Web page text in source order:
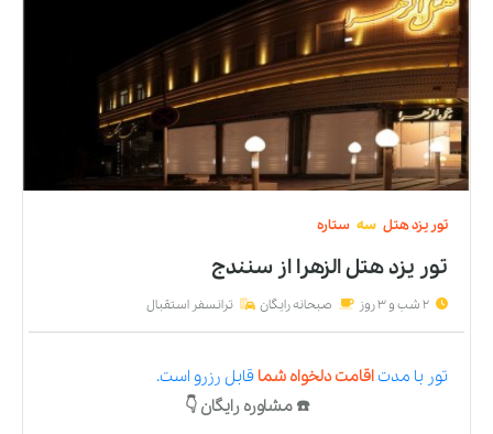
تور یزدهتل سه ستاره
تور یزد هتل الزهرااز سنندج
2 شب و 3 روز صبحانه رایگان ترانسفر استقبال
تور با مدتاقامت دلخواه شما قابل رزرو است.
☎️ مشاوره رایگان 👇